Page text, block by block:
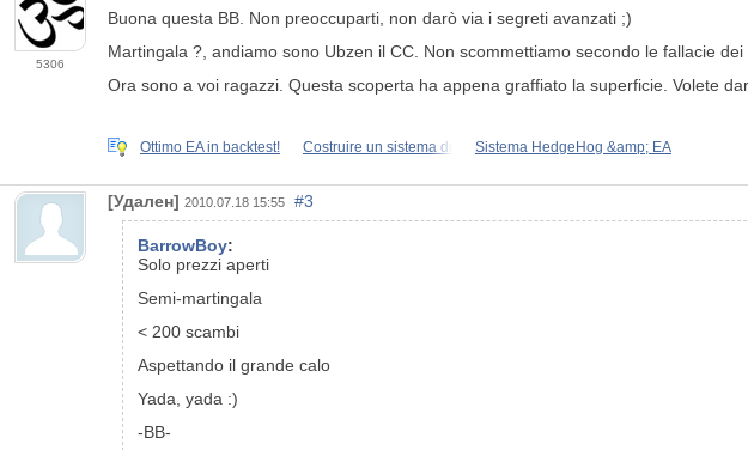
5306
Buona questa BB. Non preoccuparti, non darò via i segreti avanzati ;)
Martingala ?, andiamo sono Ubzen il CC. Non scommettiamo secondo le fallacie
Ora sono a voi ragazzi. Questa scoperta ha appena graffiato la superficie. Volete
Ottimo EA in backtest! Costruire un sistema di Sistema HedgeHog &amp; EA
[Удален] 2010.07.18 15:55 #3
BarrowBoy:
Solo prezzi aperti
Semi-martingala
< 200 scambi
Aspettando il grande calo
Yada, yada :)
-BB-